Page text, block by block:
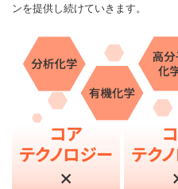
ンを提供し続けていきます。